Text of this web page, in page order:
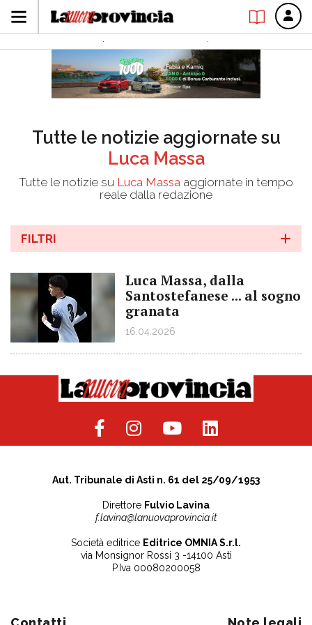
Tutte le notizie aggiornate su
Luca Massa
Tutte le notizie su Luca Massa aggiornate in tempo
reale dalla redazione
FILTRI
Luca Massa, dalla
Santostefanese ... al sogno
granata
16.04.2026
Aut. Tribunale di Asti n. 61 del 25/09/1953
Direttore Fulvio Lavina
f.lavina@lanuovaprovincia.it
Società editrice Editrice OMNIA S.r.l.
via Monsignor Rossi 3 -14100 Asti
P.Iva 00080200058